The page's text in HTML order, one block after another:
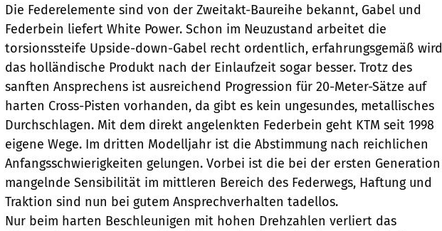
Die Federelemente sind von der Zweitakt-Baureihe bekannt, Gabel und
Federbein liefert White Power. Schon im Neuzustand arbeitet die
torsionssteife Upside-down-Gabel recht ordentlich, erfahrungsgemäß wird
das holländische Produkt nach der Einlaufzeit sogar besser. Trotz des
sanften Ansprechens ist ausreichend Progression für 20-Meter-Sätze auf
harten Cross-Pisten vorhanden, da gibt es kein ungesundes, metallisches
Durchschlagen. Mit dem direkt angelenkten Federbein geht KTM seit 1998
eigene Wege. Im dritten Modelljahr ist die Abstimmung nach reichlichen
Anfangsschwierigkeiten gelungen. Vorbei ist die bei der ersten Generation
mangelnde Sensibilität im mittleren Bereich des Federwegs, Haftung und
Traktion sind nun bei gutem Ansprechverhalten tadellos.
Nur beim harten Beschleunigen mit hohen Drehzahlen verliert das